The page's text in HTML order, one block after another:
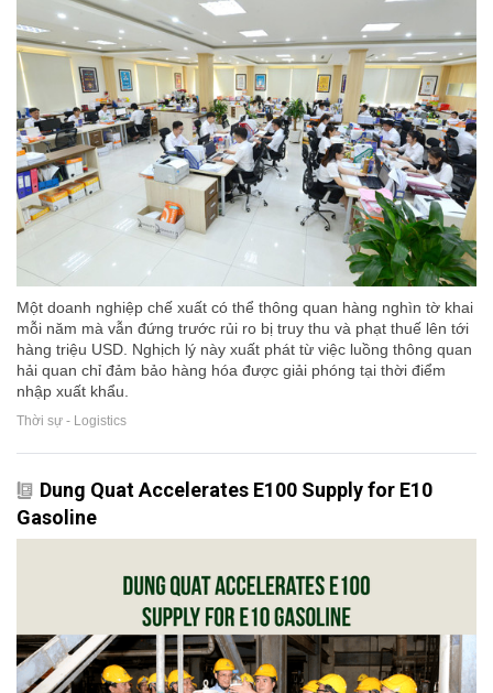
Một doanh nghiệp chế xuất có thể thông quan hàng nghìn tờ khai
mỗi năm mà vẫn đứng trước rủi ro bị truy thu và phạt thuế lên tới
hàng triệu USD. Nghịch lý này xuất phát từ việc luồng thông quan
hải quan chỉ đảm bảo hàng hóa được giải phóng tại thời điểm
nhập xuất khẩu.
Thời sự - Logistics
Dung Quat Accelerates E100 Supply for E10
Gasoline